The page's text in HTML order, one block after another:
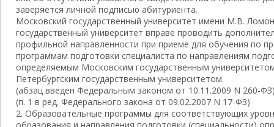
заверяется личной подписью абитуриента.
Московский государственный университет имени М.В.
государственный университет вправе проводить
профильной направленности при приеме для обучения по
программам подготовки специалиста по направлениям
определяемым Московским государственным
Петербургским государственным университетом.
(абзац введен Федеральным законом от 10.11.2009 N 260-
(п. 1 в ред. Федерального закона от 09.02.2007 N 17-ФЗ)
2. Образовательные программы для соответствующих